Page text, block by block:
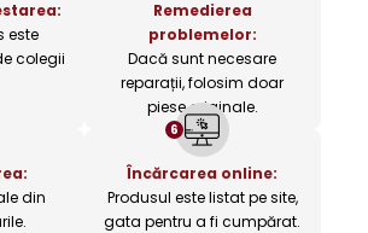
este
colegii
Remedierea
problemelor:
Dacă sunt necesare
reparații, folosim doar
piese originale.
din
6
Încărcarea online:
Produsul este listat pe site,
gata pentru a fi cumpărat.